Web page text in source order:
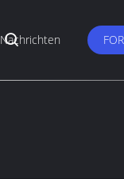
Nachrichten